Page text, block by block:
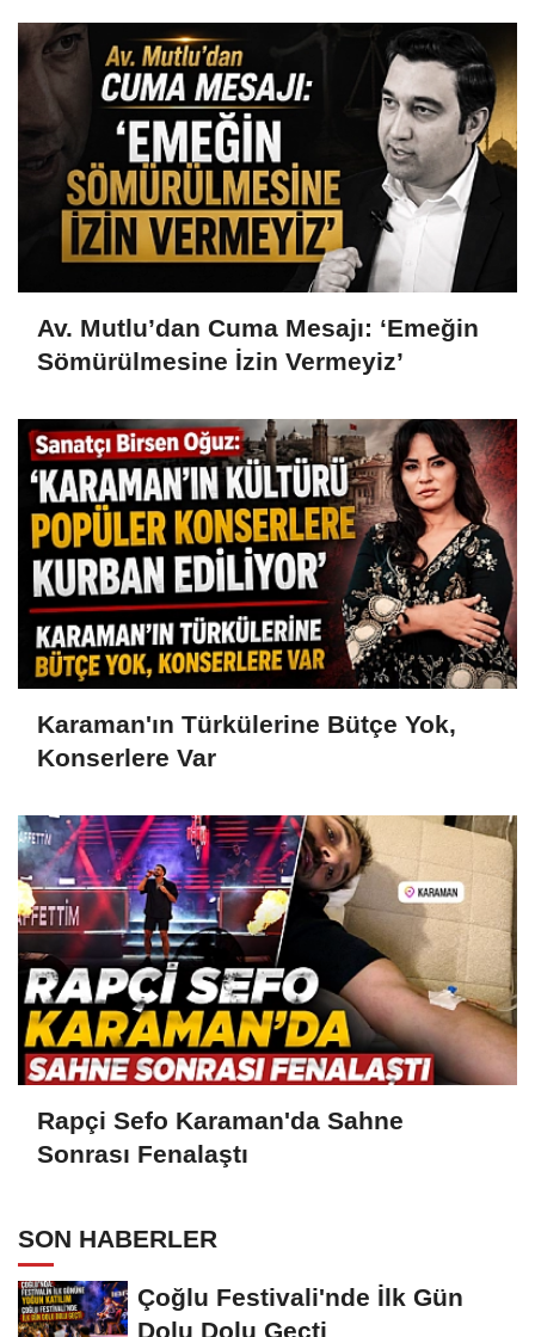
Av. Mutlu’dan Cuma Mesajı: ‘Emeğin
Sömürülmesine İzin Vermeyiz’
Karaman'ın Türkülerine Bütçe Yok,
Konserlere Var
Rapçi Sefo Karaman'da Sahne
Sonrası Fenalaştı
SON HABERLER
Çoğlu Festivali'nde İlk Gün
Dolu Dolu Geçti